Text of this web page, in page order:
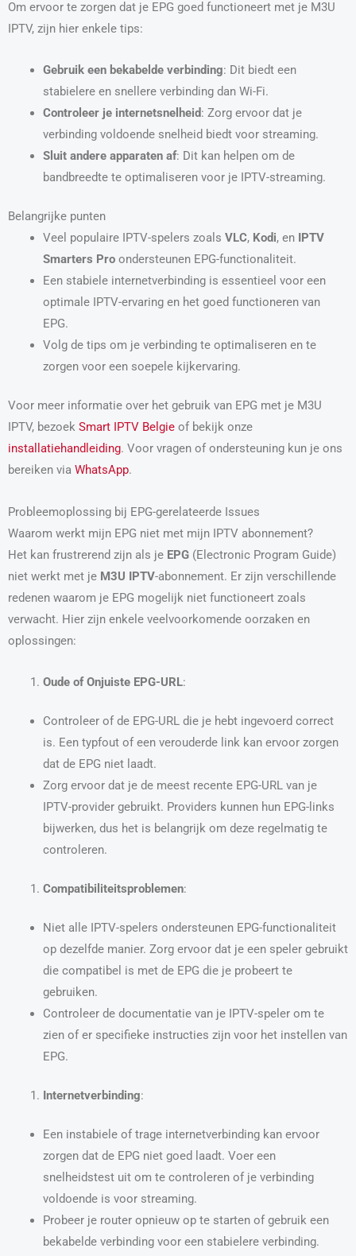
Om ervoor te zorgen dat je EPG goed functioneert met je M3U
IPTV, zijn hier enkele tips:
Gebruik een bekabelde verbinding: Dit biedt een
stabielere en snellere verbinding dan Wi-Fi.
Controleer je internetsnelheid: Zorg ervoor dat je
verbinding voldoende snelheid biedt voor streaming.
Sluit andere apparaten af: Dit kan helpen om de
bandbreedte te optimaliseren voor je IPTV-streaming.
Belangrijke punten
Veel populaire IPTV-spelers zoals VLC, Kodi, en
IPTV
Smarters Proondersteunen EPG-functionaliteit.
Een stabiele internetverbinding is essentieel voor een
optimale IPTV-ervaring en het goed functioneren van
EPG.
Volg de tips om je verbinding te optimaliseren en te
zorgen voor een soepele kijkervaring.
Voor meer informatie over het gebruik van EPG met je M3U
IPTV, bezoek Smart IPTV Belgie of bekijk onze
installatiehandleiding. Voor vragen of ondersteuning kun je ons
bereiken via WhatsApp.
Probleemoplossing bij EPG-gerelateerde Issues
Waarom werkt mijn EPG niet met mijn IPTV abonnement?
Het kan frustrerend zijn als je EPG (Electronic Program Guide)
niet werkt met je M3U IPTV-abonnement. Er zijn verschillende
redenen waarom je EPG mogelijk niet functioneert zoals
verwacht. Hier zijn enkele veelvoorkomende oorzaken en
oplossingen:
Oude of Onjuiste EPG-URL:
Controleer of de EPG-URL die je hebt ingevoerd correct
is. Een typfout of een verouderde link kan ervoor zorgen
dat de EPG niet laadt.
Zorg ervoor dat je de meest recente EPG-URL van je
IPTV-provider gebruikt. Providers kunnen hun EPG-links
bijwerken, dus het is belangrijk om deze regelmatig te
controleren.
Compatibiliteitsproblemen:
Niet alle IPTV-spelers ondersteunen EPG-functionaliteit
op dezelfde manier. Zorg ervoor dat je een speler gebruikt
die compatibel is met de EPG die je probeert te
gebruiken.
Controleer de documentatie van je IPTV-speler om te
zien of er specifieke instructies zijn voor het instellen van
EPG.
Internetverbinding:
Een instabiele of trage internetverbinding kan ervoor
zorgen dat de EPG niet goed laadt. Voer een
snelheidstest uit om te controleren of je verbinding
voldoende is voor streaming.
Probeer je router opnieuw op te starten of gebruik een
bekabelde verbinding voor een stabielere verbinding.